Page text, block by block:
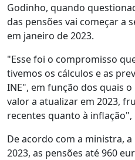
Godinho, quando
das pensões vai começar a
em janeiro de 2023.
"Esse foi o compromisso
tivemos os cálculos e as
INE", em função dos quais
valor a atualizar em 2023,
recentes quanto à inflação",
De acordo com a ministra,
2023, as pensões até 960